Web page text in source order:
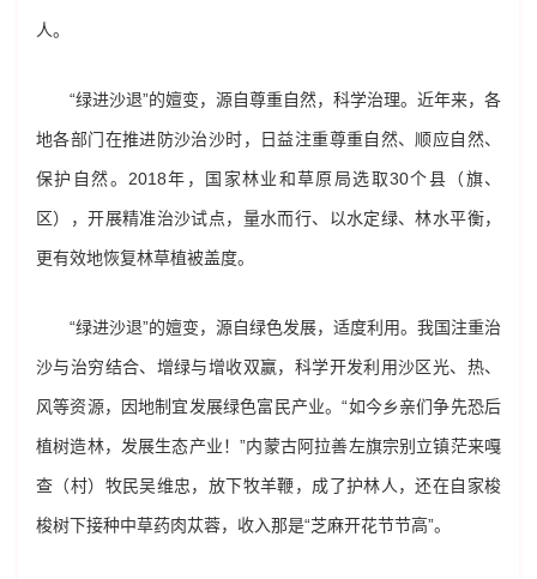
人。
“绿进沙退”的嬗变，源自尊重自然，科学治理。近年来，各
地各部门在推进防沙治沙时，日益注重尊重自然、顺应自然、
保护自然。2018年，国家林业和草原局选取30个县（旗、
区），开展精准治沙试点，量水而行、以水定绿、林水平衡，
更有效地恢复林草植被盖度。
“绿进沙退”的嬗变，源自绿色发展，适度利用。我国注重治
沙与治穷结合、增绿与增收双赢，科学开发利用沙区光、热、
风等资源，因地制宜发展绿色富民产业。“如今乡亲们争先恐后
植树造林，发展生态产业！”内蒙古阿拉善左旗宗别立镇茫来嘎
查（村）牧民吴维忠，放下牧羊鞭，成了护林人，还在自家梭
梭树下接种中草药肉苁蓉，收入那是“芝麻开花节节高”。